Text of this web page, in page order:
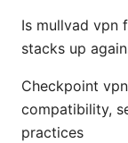
Is mullvad vpn
stacks up
Checkpoint
compatibility,
practices